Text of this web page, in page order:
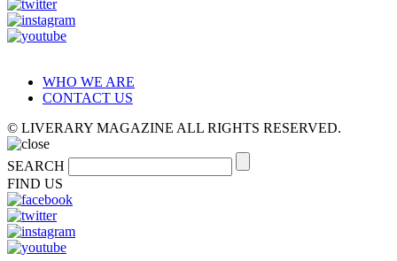
WHO WE ARE
CONTACT US
© LIVERARY MAGAZINE ALL RIGHTS RESERVED.
SEARCH
FIND US